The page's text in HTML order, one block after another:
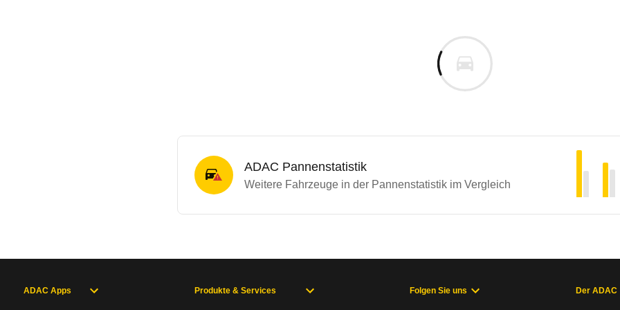
ADAC Pannenstatistik
Weitere Fahrzeuge in der Pannenstatistik im Vergleich
ADAC Apps Produkte & Services Folgen Sie uns Der ADAC